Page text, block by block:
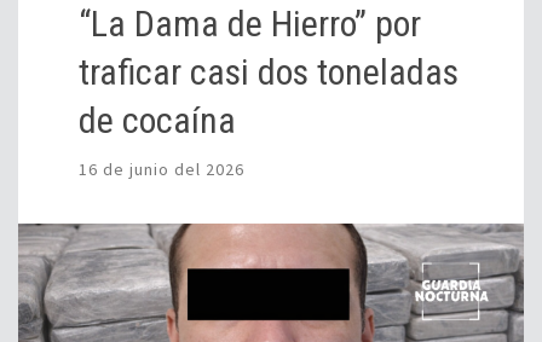
“La Dama de Hierro” por
traficar casi dos toneladas
de cocaína
16 de junio del 2026